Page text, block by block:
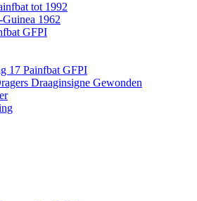
tot 1992
1962
GFPI
17 Painfbat GFPI
Draaginsigne Gewonden